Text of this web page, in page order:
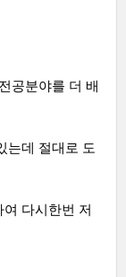
공분야를 더 배
는데 절대로 도
다시한번 저